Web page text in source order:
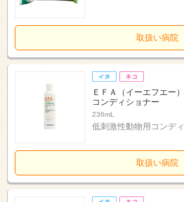
取扱い病院
ＥＦＡ（イーエフエー
コンディショナー
236mL
低刺激性動物用コンデ
取扱い病院